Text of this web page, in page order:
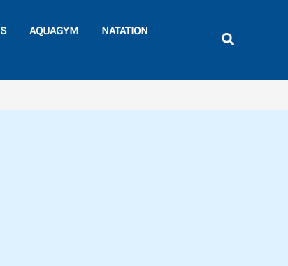
AQUAGYM
NATATION